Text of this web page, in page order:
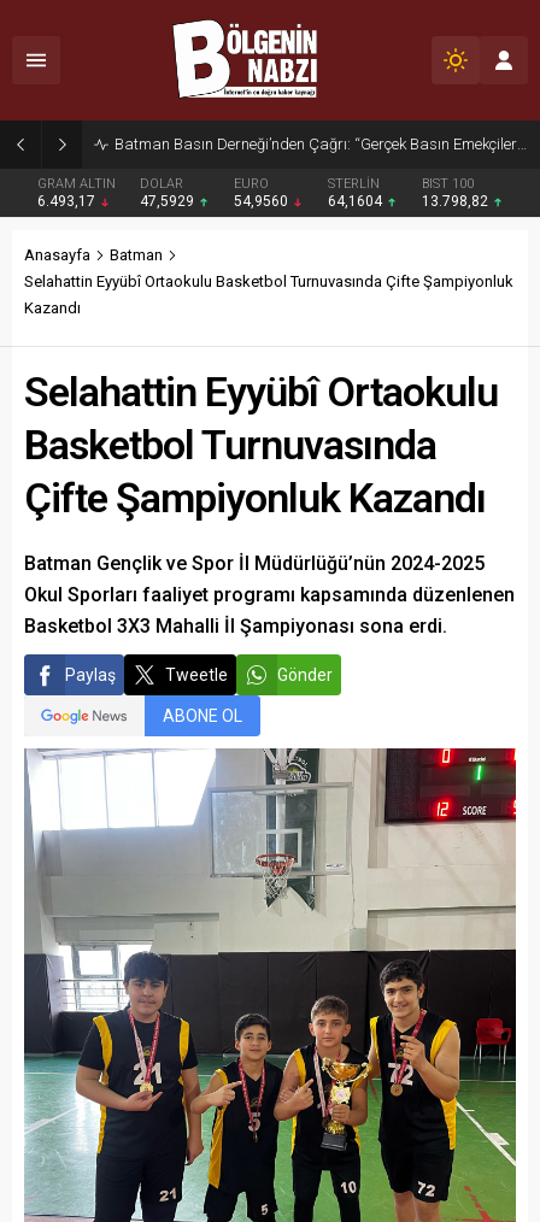
Batman Basın Derneği’nden Çağrı: “Gerçek Basın Emekçileri Desteklenmeli”
GRAM ALTIN
6.493,17
DOLAR
47,5929
EURO
54,9560
STERLİN
64,1604
BIST 100
13.798,82
Anasayfa
Batman
Selahattin Eyyübî Ortaokulu Basketbol Turnuvasında Çifte Şampiyonluk
Kazandı
Selahattin Eyyübî Ortaokulu
Basketbol Turnuvasında
Çifte Şampiyonluk Kazandı
Batman Gençlik ve Spor İl Müdürlüğü’nün 2024-2025
Okul Sporları faaliyet programı kapsamında düzenlenen
Basketbol 3X3 Mahalli İl Şampiyonası sona erdi.
Paylaş Tweetle Gönder
ABONE OL